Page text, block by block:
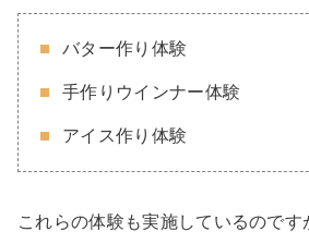
バター作り体験
手作りウインナー体験
アイス作り体験
これらの体験も実施しているので